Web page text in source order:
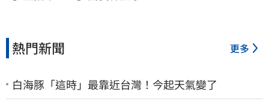
熱門新聞 更多
白海豚「這時」最靠近台灣！今起天氣變了